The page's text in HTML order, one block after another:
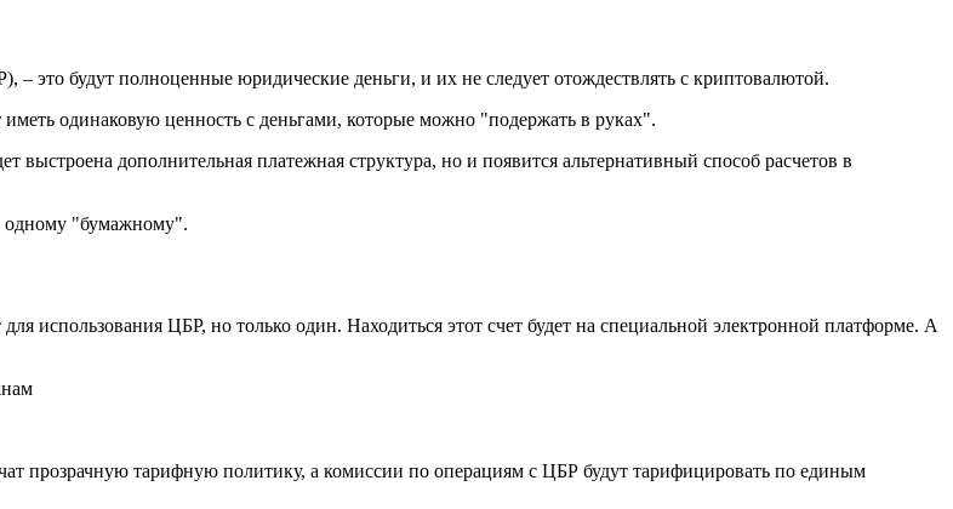
это будут полноценные юридические деньги, и их не следует отождествлять с криптовалютой.
одинаковую ценность с деньгами, которые можно "подержать в руках".
дополнительная платежная структура, но и появится альтернативный способ расчетов в
одному "бумажному".
использования ЦБР, но только один. Находиться этот счет будет на специальной электронной платформе. А
прозрачную тарифную политику, а комиссии по операциям с ЦБР будут тарифицировать по единым